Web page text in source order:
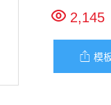
 2,145
 模